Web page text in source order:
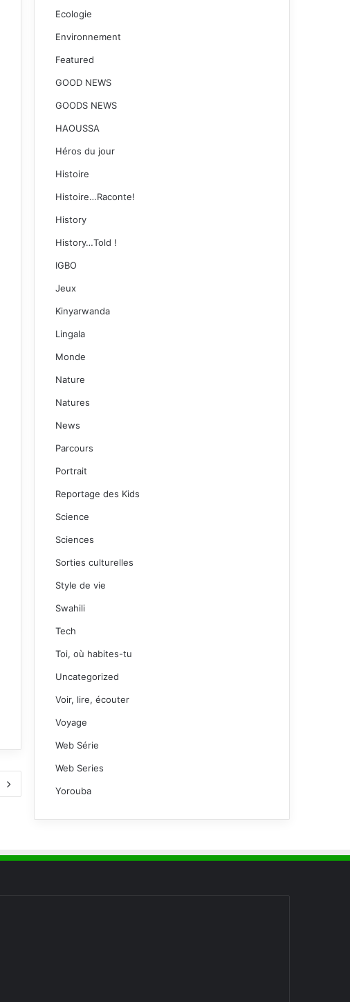
Ecologie
Environnement
Featured
GOOD NEWS
GOODS NEWS
HAOUSSA
Héros du jour
Histoire
Histoire…Raconte!
History
History…Told !
IGBO
Jeux
Kinyarwanda
Lingala
Monde
Nature
Natures
News
Parcours
Portrait
Reportage des Kids
Science
Sciences
Sorties culturelles
Style de vie
Swahili
Tech
Toi, où habites-tu
Uncategorized
Voir, lire, écouter
Voyage
Web Série
Web Series
Yorouba